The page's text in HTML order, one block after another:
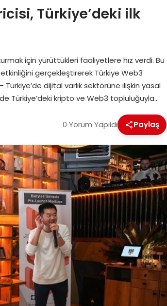
Türkiye’deki ilk
için yürüttükleri faaliyetlere hız verdi. Bu
gerçekleştirerek Türkiye Web3
dijital varlık sektörüne ilişkin yasal
Türkiye’deki kripto ve Web3 topluluğuyla…
0 Yorum Yapıldı Paylaş